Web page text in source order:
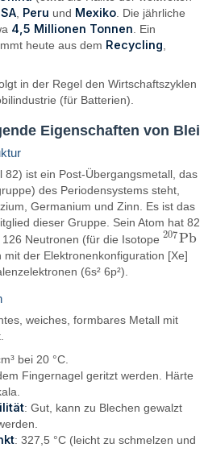
Peru und Mexiko . Die jährliche
4,5 Millionen Tonnen . Ein
heute aus dem Recycling
in der Regel den Wirtschaftszyklen
(für Batterien).
Eigenschaften von Blei
82) ist ein Post-Übergangsmetall, das
des Periodensystems steht,
Germanium und Zinn. Es ist das
dieser Gruppe. Sein Atom hat 82
Neutronen (für die Isotope207Pb
207Pb
mit der Elektronenkonfiguration [Xe]
(6s² 6p²).
weiches, formbares Metall mit
bei 20 °C.
Fingernagel geritzt werden. Härte
: Gut, kann zu Blechen gewalzt
: 327,5 °C (leicht zu schmelzen und